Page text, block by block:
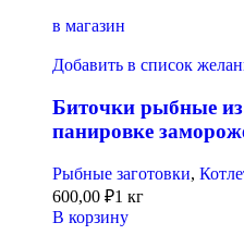
в магазин
Добавить в список
Биточки рыбные
панировке
Рыбные заготовки,
600,00 ₽1 кг
В корзину